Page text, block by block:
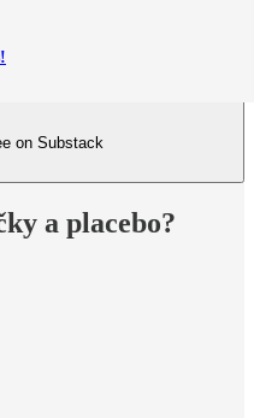
on Substack
a placebo?